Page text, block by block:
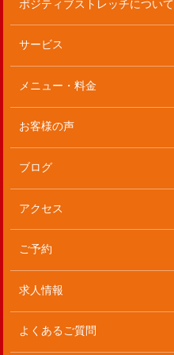
ポジティブストレッチについて
サービス
メニュー・料金
お客様の声
ブログ
アクセス
ご予約
求人情報
よくあるご質問